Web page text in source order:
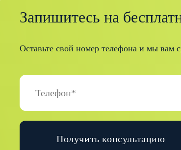
Запишитесь на
Оставьте свой номер телефона и мы вам
Получить консультацию